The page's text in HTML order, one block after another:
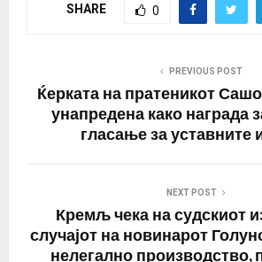
SHARE 0
PREVIOUS POST
Ќерката на пратеникот
унапредена како награда
гласање за уставните
NEXT POST
Кремљ чека на судскиот
случајот на новинарот